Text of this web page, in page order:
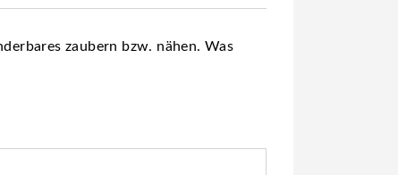
zaubern bzw. nähen. Was